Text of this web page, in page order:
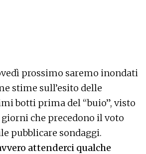
prossimo saremo inondati
stime sull’esito delle
botti prima del “buio”, visto
che precedono il voto
pubblicare sondaggi.
attenderci qualche